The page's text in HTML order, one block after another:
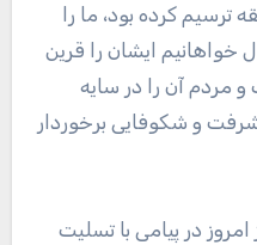
ترسیم کرده بود، ما را
خواهانیم ایشان را قرین
مردم آن را در سایه
و شکوفایی برخوردار
در پیامی با تسلیت